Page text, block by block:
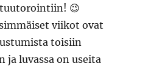
😉
viikot ovat
toisiin
ja luvassa on useita